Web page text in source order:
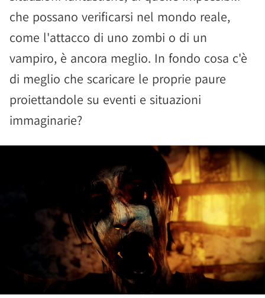
che possano verificarsi nel mondo reale,
come l'attacco di uno zombi o di un
vampiro, è ancora meglio. In fondo cosa c'è
di meglio che scaricare le proprie paure
proiettandole su eventi e situazioni
immaginarie?